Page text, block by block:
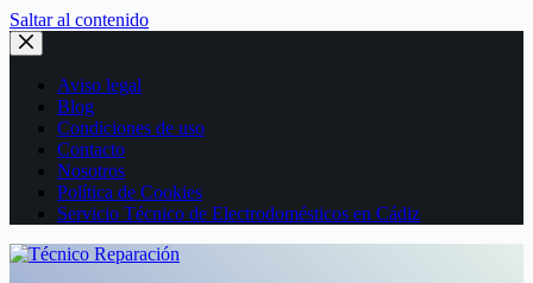
Saltar al contenido
Aviso legal
Blog
Condiciones de uso
Contacto
Nosotros
Política de Cookies
Servicio Técnico de Electrodomésticos en Cádiz